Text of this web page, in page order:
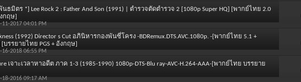
มิตร *] Lee Rock 2 : Father And Son (1991) | ตำรวจตัดตำรวจ 2 [1080p Super HQ] [พากย์ไทย 2.0
กฤษ]
11-2017 04:01 PM
(1992) Director s Cut อภินิหารกองพันซี่โครง -BDRemux.DTS.AVC.1080p. -[พากย์ไทย 5.1 +
[บรรยายไทย PGS + อังกฤษ]
16-2018 06:55 PM
เจาะเวลาหาอดีต ภาค 1-3 (1985-1990) 1080p-DTS-Blu ray-AVC-H.264-AAA-[พากย์ไทย บรรยาย
18-2016 09:17 AM